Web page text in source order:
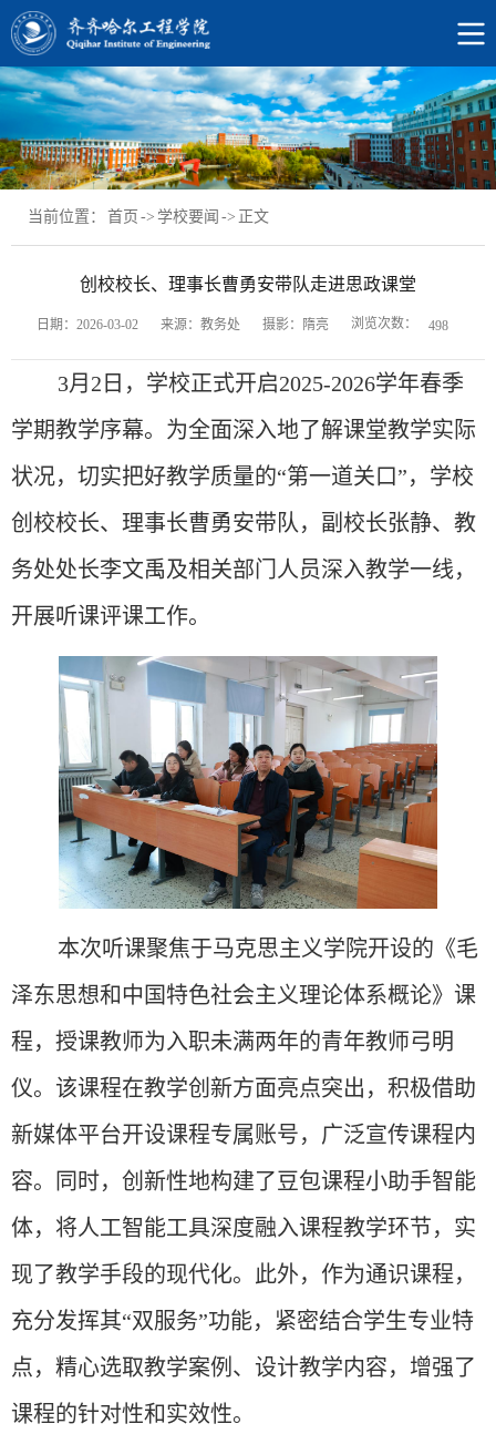
当前位置： 首页 -> 学校要闻 -> 正文
创校校长、理事长曹勇安带队走进思政课堂​
日期：2026-03-02 来源：教务处 摄影：隋亮 浏览次数： 498
3月 2 日， 学校正式开启2025-2026学年春季
学期教学序幕。为全面深入地了解课堂教学实际
状况，切实把好教学质量的“第一道关口”， 学校
创校校长、理事长曹勇安带队， 副校长张静、 教
务处处长李文禹及相关部门人员深入教学一线，
开展听课评课工作。
本次听课聚焦于马克思主义学院开设的《毛
泽东思想和中国特色社会主义理论体系概论》课
程，授课教师为入职未满两年的青年教师弓明
仪。该课程在教学创新方面亮点突出，积极借助
新媒体平台开设课程专属账号，广泛宣传课程内
容。同时，创新性地构建了豆包课程小助手智能
体，将人工智能工具深度融入课程教学环节，实
现了教学手段的现代化。此外， 作为通识课程，
充分发挥其“双服务”功能，紧密结合学生专业特
点， 精心选取教学案例、设计教学内容，增强了
课程的针对性和实效性。